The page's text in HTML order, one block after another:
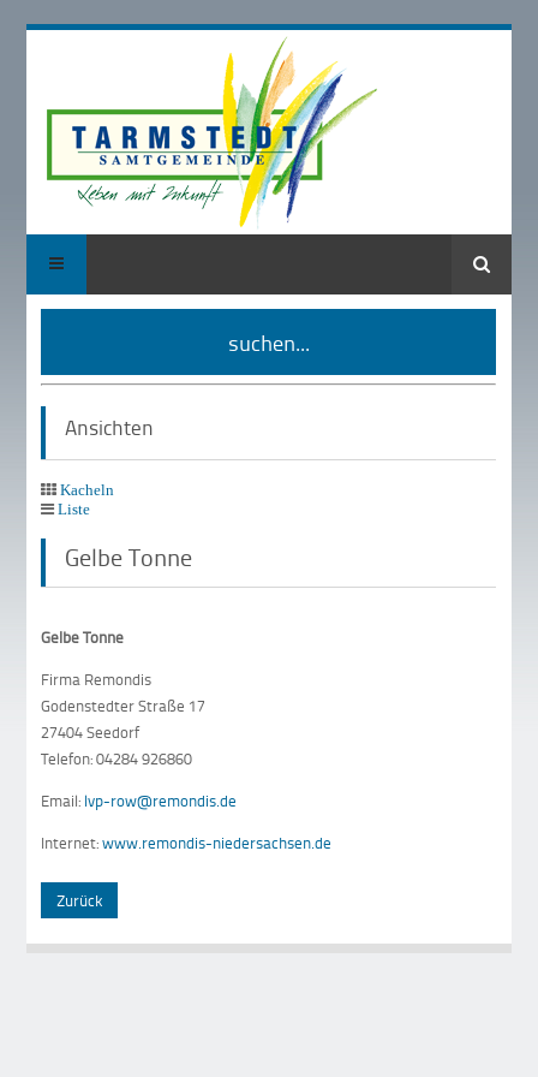
Suche
suchen...
Ansichten
Kacheln
Liste
Gelbe Tonne
Gelbe Tonne
Firma Remondis
Godenstedter Straße 17
27404 Seedorf
Telefon: 04284 926860
Email: lvp-row@remondis.de
Internet:www.remondis-niedersachsen.de
Zurück